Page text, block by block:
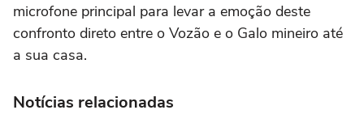
microfone principal para levar a emoção deste
confronto direto entre o Vozão e o Galo mineiro até
a sua casa.
Notícias relacionadas